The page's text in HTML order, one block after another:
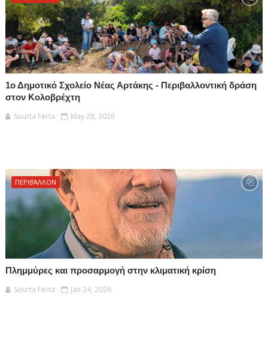
1ο Δημοτικό Σχολείο Νέας Αρτάκης - Περιβαλλοντική δράση
στον Κολοβρέχτη
Sourta Ferta
May 28, 2026
ΠΕΡΙΒΆΛΛΟΝ
Πλημμύρες και προσαρμογή στην κλιματική κρίση
Sourta Ferta
Jan 24, 2026